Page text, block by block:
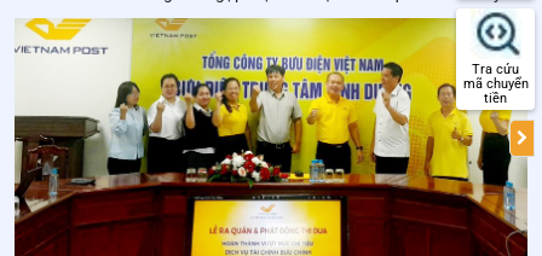
Đây là hoạt động thường niên mang ý nghĩa tri ân sâu sắc đối với
những thế hệ cán bộ đã đặt
Tra cứu
mã chuyển
tiền